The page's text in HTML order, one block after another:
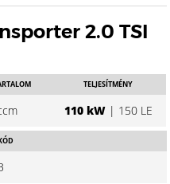
2.0 TSI
TELJESÍTMÉNY
110 kW| 150 LE